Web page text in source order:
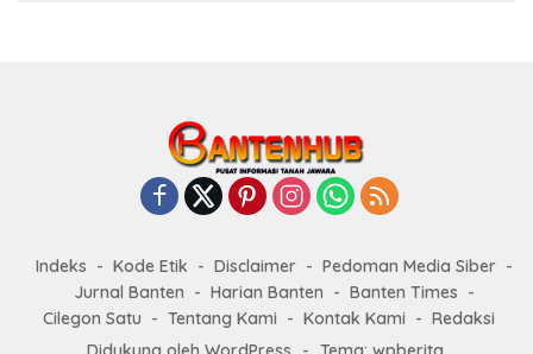
Indeks Kode Etik Disclaimer
Pedoman Media Siber
Jurnal Banten
Harian Banten
Banten Times
Cilegon Satu
Tentang Kami Kontak Kami
Redaksi